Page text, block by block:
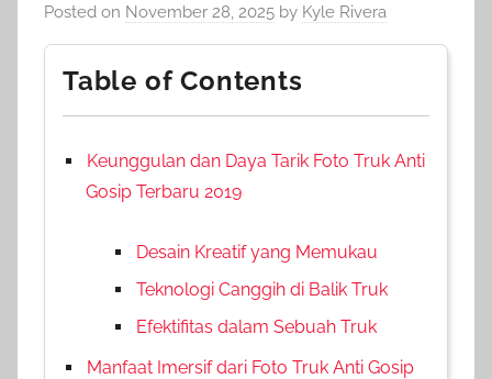
Posted on November 28, 2025 by Kyle Rivera
Table of Contents
Keunggulan dan Daya Tarik Foto Truk Anti
Gosip Terbaru 2019
Desain Kreatif yang Memukau
Teknologi Canggih di Balik Truk
Efektifitas dalam Sebuah Truk
Manfaat Imersif dari Foto Truk Anti Gosip